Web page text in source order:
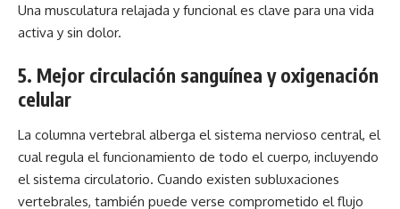
Una musculatura relajada y funcional es clave para una vida
activa y sin dolor.
5. Mejor circulación sanguínea y oxigenación
celular
La columna vertebral alberga el sistema nervioso central, el
cual regula el funcionamiento de todo el cuerpo, incluyendo
el sistema circulatorio. Cuando existen subluxaciones
vertebrales, también puede verse comprometido el flujo